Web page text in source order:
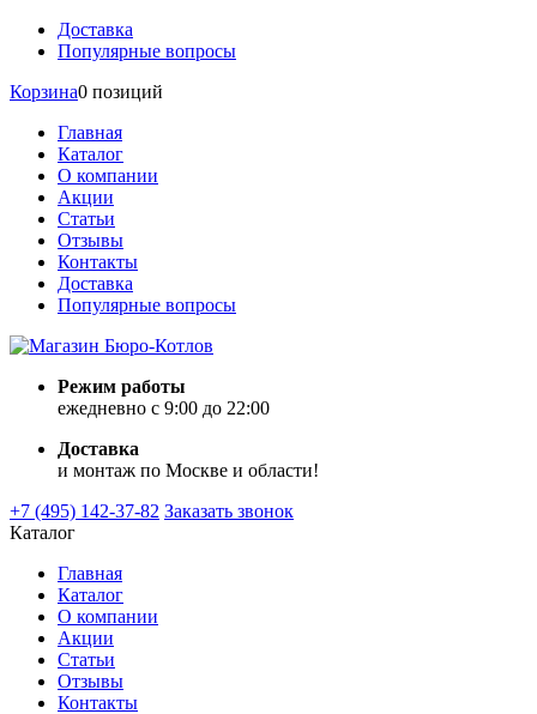
Доставка
Популярные вопросы
Корзина0 позиций
Главная
Каталог
О компании
Акции
Статьи
Отзывы
Контакты
Доставка
Популярные вопросы
Режим работы
ежедневно с 9:00 до 22:00
Доставка
и монтаж по Москве и области!
+7 (495) 142-37-82 Заказать звонок
Каталог
Главная
Каталог
О компании
Акции
Статьи
Отзывы
Контакты